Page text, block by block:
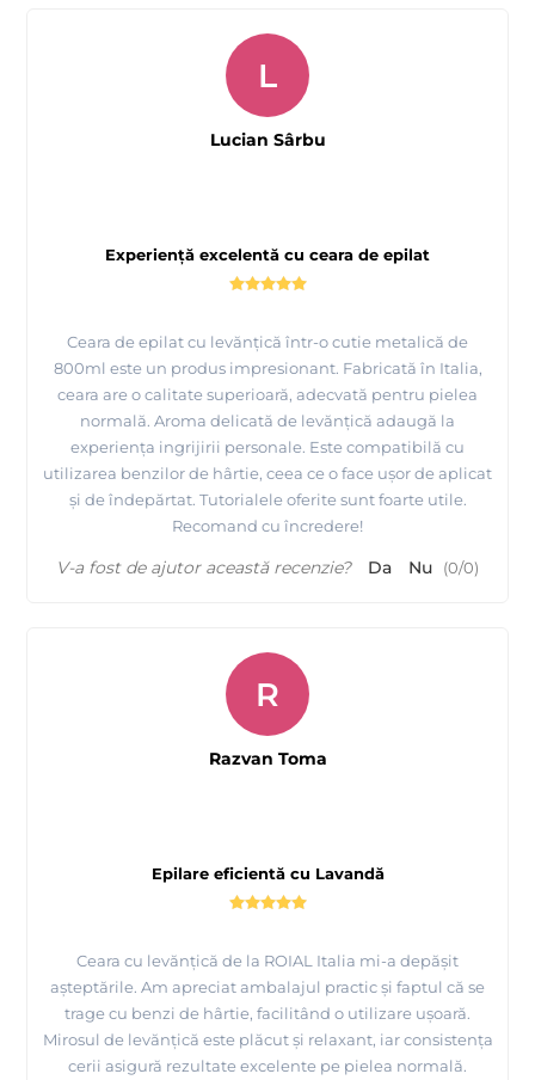
Experiență excelentă cu ceara de epilat
Ceara de epilat cu levănțică într-o cutie metalică de
800ml este un produs impresionant. Fabricată în Italia,
ceara are o calitate superioară, adecvată pentru pielea
normală. Aroma delicată de levănțică adaugă la
experiența ingrijirii personale. Este compatibilă cu
utilizarea benzilor de hârtie, ceea ce o face ușor de aplicat
și de îndepărtat. Tutorialele oferite sunt foarte utile.
Recomand cu încredere!
L
Lucian Sârbu
V-a fost de ajutor această recenzie? Da Nu (0/0)
Epilare eficientă cu Lavandă
Ceara cu levănțică de la ROIAL Italia mi-a depășit
așteptările. Am apreciat ambalajul practic și faptul că se
trage cu benzi de hârtie, facilitând o utilizare ușoară.
Mirosul de levănțică este plăcut și relaxant, iar consistența
cerii asigură rezultate excelente pe pielea normală.
R
Razvan Toma